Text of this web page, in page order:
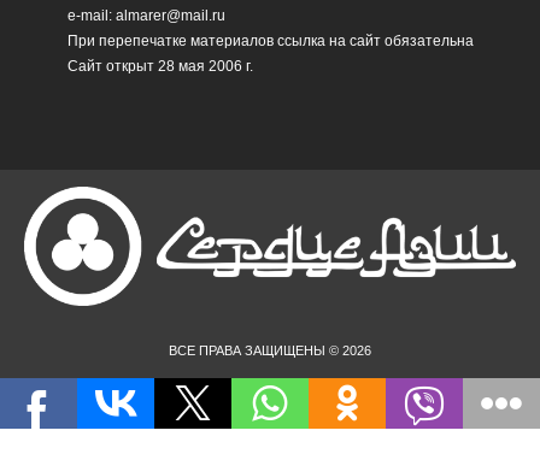
e-mail: almarer@mail.ru
При перепечатке материалов ссылка на сайт обязательна
Сайт открыт 28 мая 2006 г.
ВСЕ ПРАВА ЗАЩИЩЕНЫ © 2026